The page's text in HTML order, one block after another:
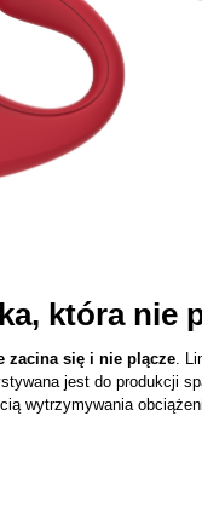
która nie
zacina się i nie plącze.
jest do produkcji
wytrzymywania